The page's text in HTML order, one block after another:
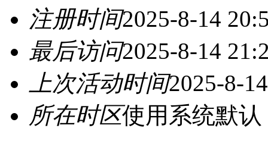
注册时间2025-8-14
最后访问2025-8-14
上次活动时间2025-8-
所在时区使用系统默认